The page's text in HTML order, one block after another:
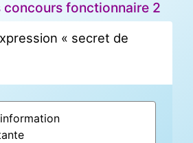
concours fonctionnaire 2
« secret de